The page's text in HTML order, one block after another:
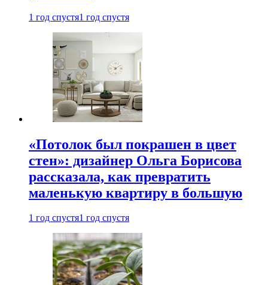
1 год спустя1 год спустя
«Потолок был покрашен в цвет
стен»: дизайнер Ольга Борисова
рассказала, как превратить
маленькую квартиру в большую
1 год спустя1 год спустя